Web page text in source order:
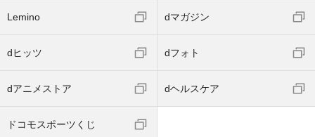
Lemino dマガジン
dヒッツ dフォト
dアニメストア dヘルスケア
ドコモスポーツくじ